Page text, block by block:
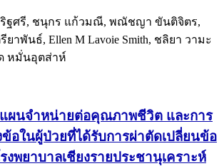
ริฐศรี, ชนุกร แก้วมณี, พณัชญา ขันติจิตร,
าพันธ์, Ellen M Lavoie Smith, ชลิยา วามะ
หมั่นอุตส่าห์
แผนจำหน่ายต่อคุณภาพชีวิต และการ
อในผู้ป่วยที่ได้รับการผ่าตัดเปลี่ยนข้อ
งพยาบาลเชียงรายประชานุเคราะห์